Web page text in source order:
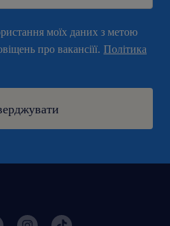
моїх даних з метою
про вакансіїї. Політика